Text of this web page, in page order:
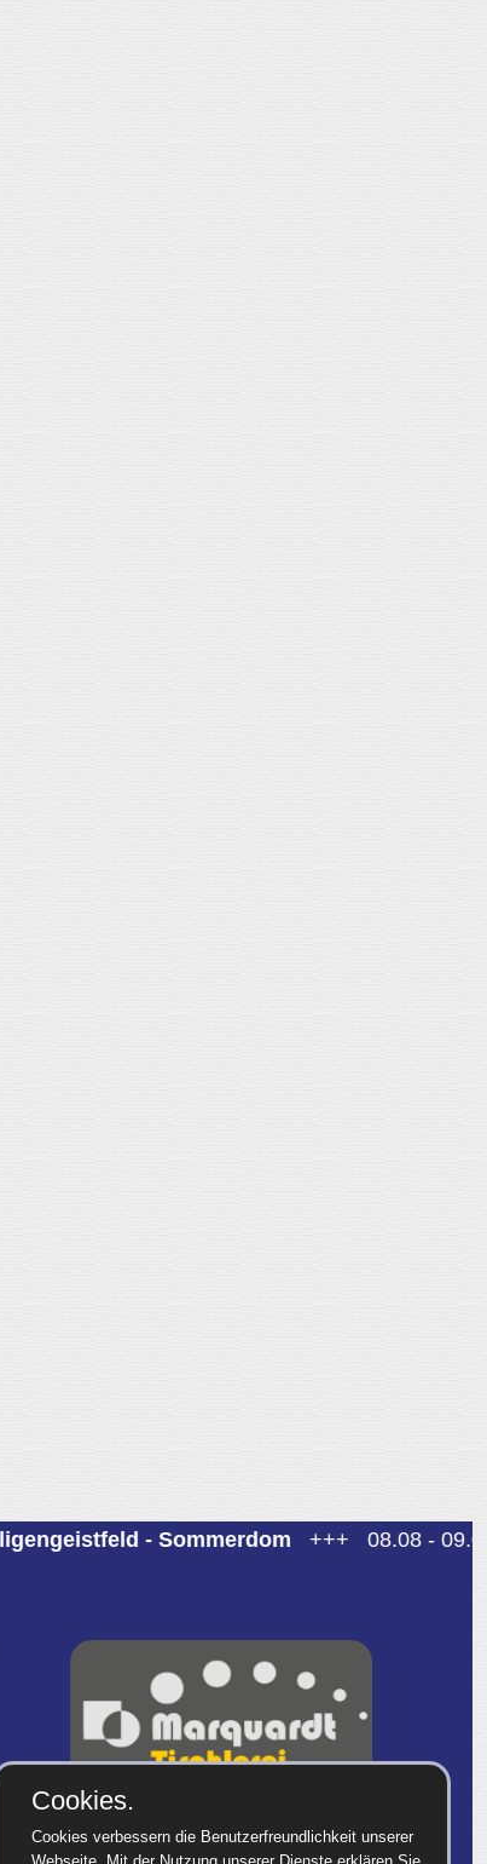
- Sommerdom+++08.08 - 09.08
Cookies.
Cookies verbessern die Benutzerfreundlichkeit unserer